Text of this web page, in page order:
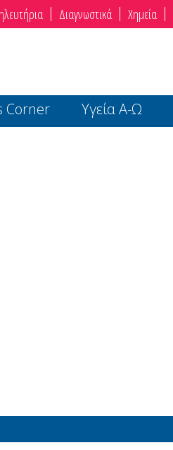
Διαγνωστικά Χημεία
Corner Υγεία Α-Ω